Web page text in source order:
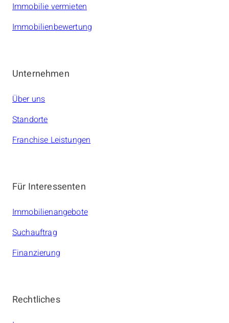
Immobilie vermieten
Immobilienbewertung
Unternehmen
Über uns
Standorte
Franchise Leistungen
Für Interessenten
Immobilienangebote
Suchauftrag
Finanzierung
Rechtliches